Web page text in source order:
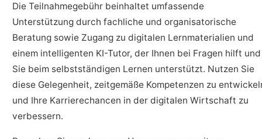
Die Teilnahmegebühr beinhaltet umfassende
Unterstützung durch fachliche und organisatorische
Beratung sowie Zugang zu digitalen Lernmaterialien und
einem intelligenten KI-Tutor, der Ihnen bei Fragen hilft und
Sie beim selbstständigen Lernen unterstützt. Nutzen Sie
diese Gelegenheit, zeitgemäße Kompetenzen zu
und Ihre Karrierechancen in der digitalen Wirtschaft zu
verbessern.